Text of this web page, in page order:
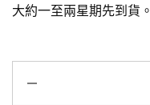
大約一至兩星期先到貨。